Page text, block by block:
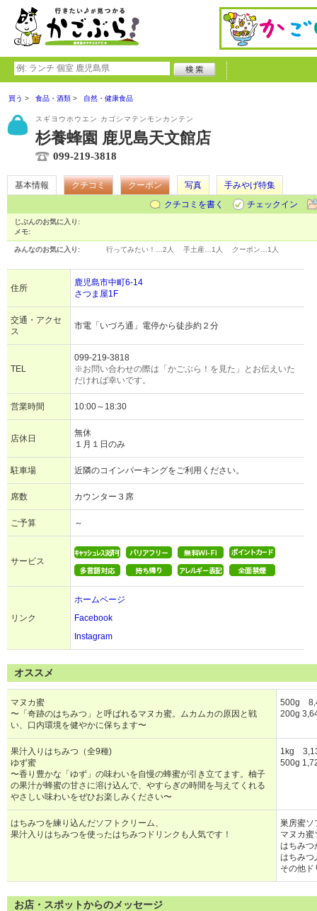
買う 食品・酒類 自然・健康食品
スギヨウホウエン カゴシマテンモンカンテン
杉養蜂園 鹿児島天文館店
099-219-3818
基本情報 クチコミ クーポン 写真
手みやげ特集
クチコミを書く
チェックイン
じぶんのお気に入り:
メモ:
みんなのお気に入り: 行ってみたい！… 2人 手土産… 1人 クーポン… 1人
住所
鹿児島市中町6-14
さつま屋1F
交通・アクセ
ス
市電「いづろ通」電停から徒歩約２分
TEL
099-219-3818
※お問い合わせの際は「かごぶら！を見た」とお伝えいた
だければ幸いです。
営業時間 10:00～18:30
店休日
無休
１月１日のみ
駐車場 近隣のコインパーキングをご利用ください。
席数 カウンター３席
ご予算 ～
サービス
リンク
ホームページ
Facebook
Instagram
オススメ
マヌカ蜜
〜「奇跡のはちみつ」と呼ばれるマヌカ蜜。ムカムカの原因と戦
い、口内環境を健やかに保ちます〜
500g
200g
果汁入りはちみつ（全9種)
ゆず蜜
〜香り豊かな「ゆず」の味わいを自慢の蜂蜜が引き立てます。柚子
の果汁が蜂蜜の甘さに溶け込んで、やすらぎの時間を与えてくれる
やさしい味わいをぜひお楽しみください〜
1kg
500g
はちみつを練り込んだソフトクリーム、
果汁入りはちみつを使ったはちみつドリンクも人気です！
巣房蜜ソ
マヌカ蜜
はちみつ
はちみつ
その他ド
お店・スポットからのメッセージ